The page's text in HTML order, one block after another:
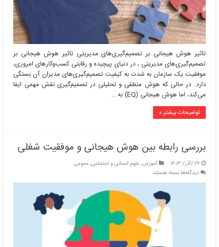
تاثیر هوش هیجانی بر تصمیم‌گیری‌های مدیریتی تاثیر هوش هیجانی بر
تصمیم‌گیری‌های مدیریتی ، در دنیای پیچیده و رقابتی کسب‌وکارهای امروزی،
موفقیت یک سازمان به شدت به کیفیت تصمیم‌گیری‌های مدیران آن بستگی
دارد. در حالی که هوش منطقی و تحلیلی در تصمیم‌گیری نقش مهمی ایفا
می‌کند، اما هوش هیجانی (EQ) به …
توضیحات بیشتر »
بررسی رابطه بین هوش هیجانی و موفقیت شغلی
۲۶ /آذر/ ۱۴۰۳ آموزش,علوم انسانی و اجتماعی,عمومی
دیدگاه‌هابرای
بررسی
رابطه
هوش
بسته هستند